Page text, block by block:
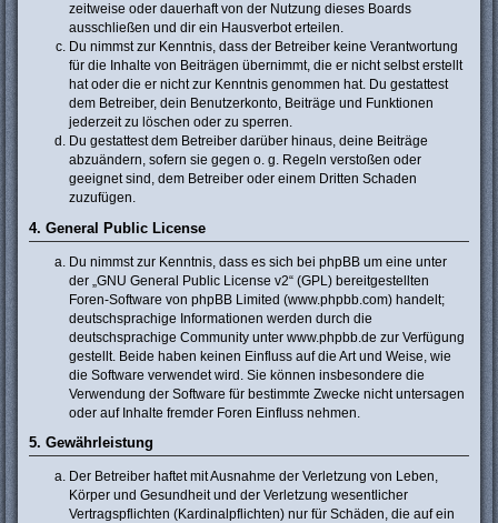
zeitweise oder dauerhaft von der Nutzung dieses Boards
ausschließen und dir ein Hausverbot erteilen.
Du nimmst zur Kenntnis, dass der Betreiber keine Verantwortung
für die Inhalte von Beiträgen übernimmt, die er nicht selbst erstellt
hat oder die er nicht zur Kenntnis genommen hat. Du gestattest
dem Betreiber, dein Benutzerkonto, Beiträge und Funktionen
jederzeit zu löschen oder zu sperren.
Du gestattest dem Betreiber darüber hinaus, deine Beiträge
abzuändern, sofern sie gegen o. g. Regeln verstoßen oder
geeignet sind, dem Betreiber oder einem Dritten Schaden
zuzufügen.
4. General Public License
Du nimmst zur Kenntnis, dass es sich bei phpBB um eine unter
der „ GNU General Public License v2“ (GPL) bereitgestellten
Foren-Software von phpBB Limited (www.phpbb.com) handelt;
deutschsprachige Informationen werden durch die
deutschsprachige Community unter www.phpbb.de zur Verfügung
gestellt. Beide haben keinen Einfluss auf die Art und Weise, wie
die Software verwendet wird. Sie können insbesondere die
Verwendung der Software für bestimmte Zwecke nicht untersagen
oder auf Inhalte fremder Foren Einfluss nehmen.
5. Gewährleistung
Der Betreiber haftet mit Ausnahme der Verletzung von Leben,
Körper und Gesundheit und der Verletzung wesentlicher
Vertragspflichten (Kardinalpflichten) nur für Schäden, die auf ein